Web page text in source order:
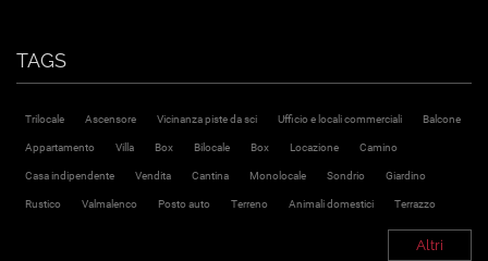
TAGS
Trilocale Ascensore Vicinanza piste da sci Ufficio e locali commerciali Balcone
Appartamento Villa Box Bilocale Box Locazione Camino
Casa indipendente Vendita Cantina Monolocale Sondrio Giardino
Rustico Valmalenco Posto auto Terreno Animali domestici Terrazzo
Altri